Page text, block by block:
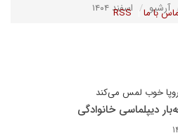
با ما RSS آرشیو اسفند ۱۴۰۴
خوب لمس می‌کند
دیپلماسی خانوادگی